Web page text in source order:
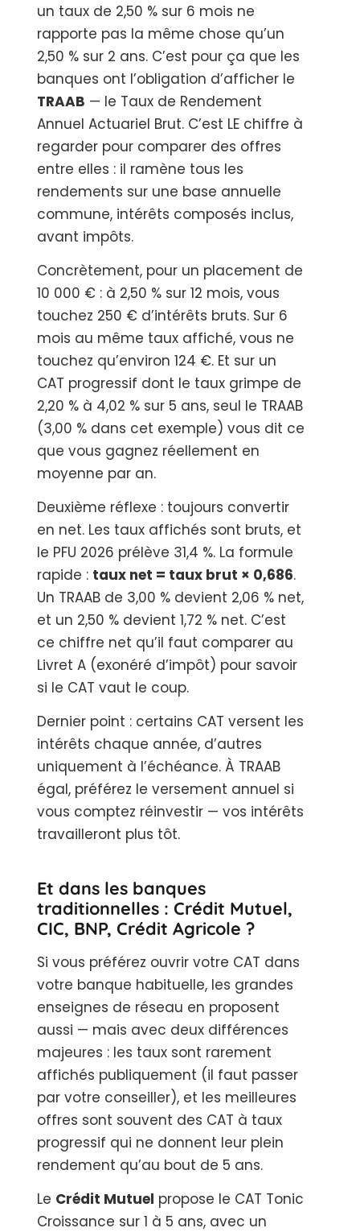
un taux de 2,50 % sur 6 mois ne
rapporte pas la même chose qu’un
2,50 % sur 2 ans. C’est pour ça que les
banques ont l’obligation d’afficher le
TRAAB — le Taux de Rendement
Annuel Actuariel Brut. C’est LE chiffre à
regarder pour comparer des offres
entre elles : il ramène tous les
rendements sur une base annuelle
commune, intérêts composés inclus,
avant impôts.
Concrètement, pour un placement de
10 000 € : à 2,50 % sur 12 mois, vous
touchez 250 € d’intérêts bruts. Sur 6
mois au même taux affiché, vous ne
touchez qu’environ 124 €. Et sur un
CAT progressif dont le taux grimpe de
2,20 % à 4,02 % sur 5 ans, seul le TRAAB
(3,00 % dans cet exemple) vous dit ce
que vous gagnez réellement en
moyenne par an.
Deuxième réflexe : toujours convertir
en net. Les taux affichés sont bruts, et
le PFU 2026 prélève 31,4 %. La formule
rapide : taux net = taux brut × 0,686.
Un TRAAB de 3,00 % devient 2,06 % net,
et un 2,50 % devient 1,72 % net. C’est
ce chiffre net qu’il faut comparer au
Livret A (exonéré d’impôt) pour savoir
si le CAT vaut le coup.
Dernier point : certains CAT versent les
intérêts chaque année, d’autres
uniquement à l’échéance. À TRAAB
égal, préférez le versement annuel si
vous comptez réinvestir — vos intérêts
travailleront plus tôt.
Et dans les banques
traditionnelles : Crédit Mutuel,
CIC, BNP, Crédit Agricole ?
Si vous préférez ouvrir votre CAT dans
votre banque habituelle, les grandes
enseignes de réseau en proposent
aussi — mais avec deux différences
majeures : les taux sont rarement
affichés publiquement (il faut passer
par votre conseiller), et les meilleures
offres sont souvent des CAT à taux
progressif qui ne donnent leur plein
rendement qu’au bout de 5 ans.
Le Crédit Mutuel propose le CAT Tonic
Croissance sur 1 à 5 ans, avec un